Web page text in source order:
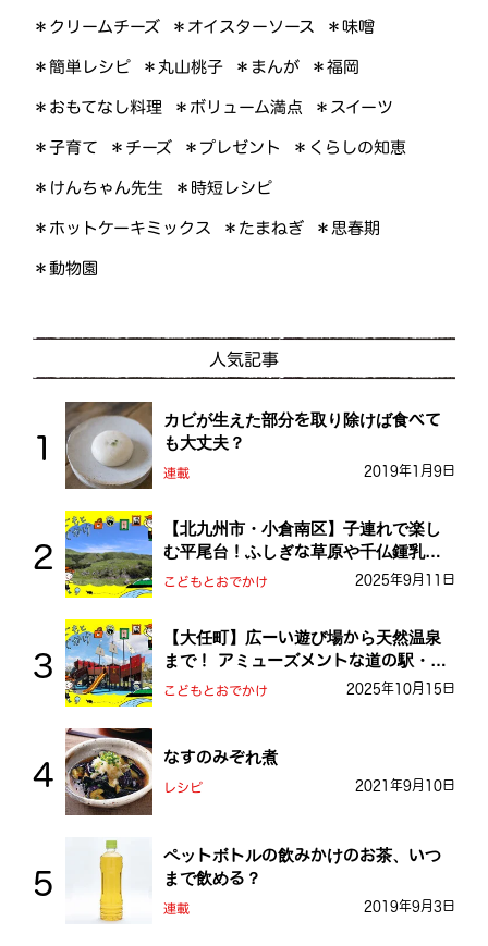
＊クリームチーズ ＊オイスターソース ＊味噌
＊簡単レシピ ＊丸山桃子 ＊まんが ＊福岡
＊おもてなし料理 ＊ボリューム満点 ＊スイーツ
＊子育て ＊チーズ ＊プレゼント ＊くらしの知恵
＊けんちゃん先生 ＊時短レシピ
＊ホットケーキミックス ＊たまねぎ ＊思春期
＊動物園
人気記事
カビが生えた部分を取り除けば食べて
も大丈夫？
連載 2019年1月9日
【北九州市・小倉南区】子連れで楽し
む平尾台！ふしぎな草原や千仏鍾乳洞
を探検しよう！
こどもとおでかけ 2025年9月11日
【大任町】広ーい遊び場から天然温泉
まで！ アミューズメントな道の駅・お
おとう桜街道
こどもとおでかけ 2025年10月15日
なすのみぞれ煮
レシピ 2021年9月10日
ペットボトルの飲みかけのお茶、いつ
まで飲める？
連載 2019年9月3日